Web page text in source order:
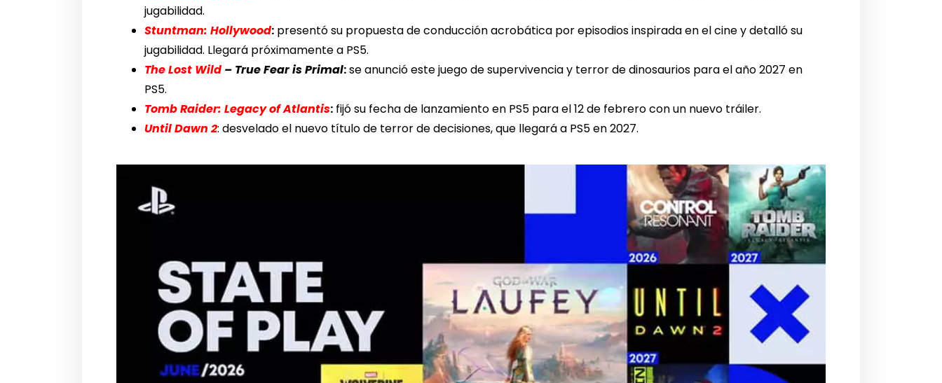
jugabilidad.
Stuntman: Hollywood: presentó su propuesta de conducción acrobática por episodios inspirada en el cine y detalló su
jugabilidad. Llegará próximamente a PS5.
The Lost Wild – True Fear is Primal:se anunció este juego de supervivencia y terror de dinosaurios para el año 2027 en
PS5.
Tomb Raider: Legacy of Atlantis: fijó su fecha de lanzamiento en PS5 para el 12 de febrero con un nuevo tráiler.
Until Dawn 2: desvelado el nuevo título de terror de decisiones, que llegará a PS5 en 2027.